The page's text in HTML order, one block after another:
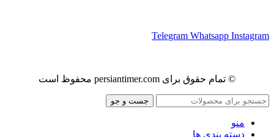
Telegram Whatsapp Instagram
© تمام حقوق برای persiantimer.com محفوظ است
جست و جو
منو
دسته بندی ها